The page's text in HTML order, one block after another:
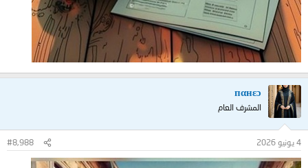
пαнεɔ
المشرف العام
4 يونيو 2026 #8,988